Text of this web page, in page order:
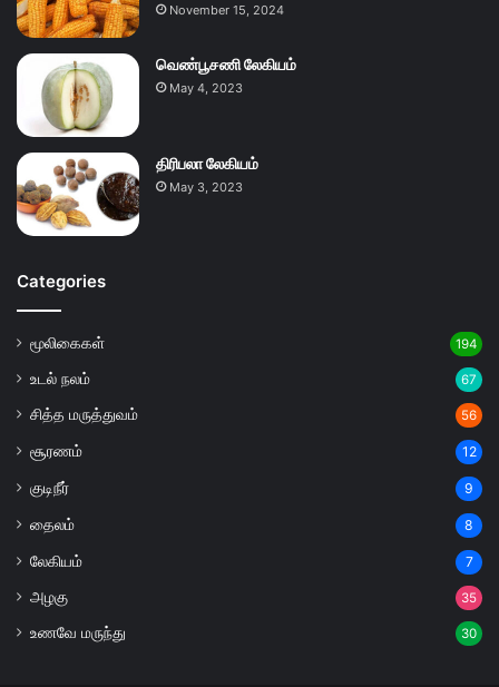
November 15, 2024
வெண்பூசணி லேகியம்
May 4, 2023
திரிபலா லேகியம்
May 3, 2023
Categories
மூலிகைகள் 194
உடல் நலம் 67
சித்த மருத்துவம் 56
சூரணம் 12
குடிநீர் 9
தைலம் 8
லேகியம் 7
அழகு 35
உணவே மருந்து 30